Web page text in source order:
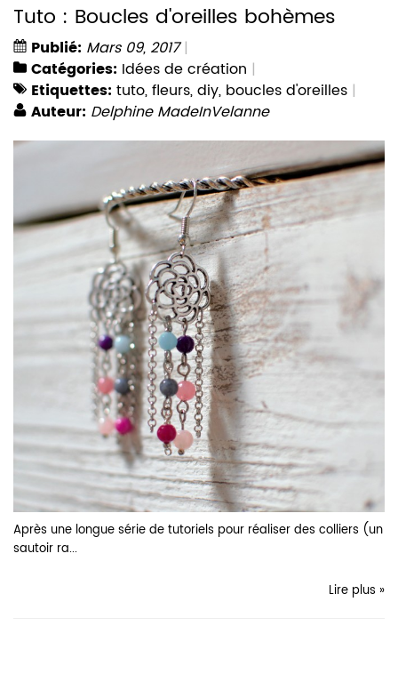
Tuto : Boucles d'oreilles bohèmes
Publié: Mars 09, 2017
Catégories: Idées de création
Etiquettes: tuto,fleurs,diy, boucles d'oreilles
Auteur: Delphine MadeInVelanne
Après une longue série de tutoriels pour réaliser des colliers (un
sautoir ra...
Lire plus »